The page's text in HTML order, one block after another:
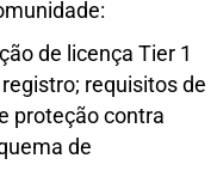
de licença Tier 1
requisitos de
proteção contra
de